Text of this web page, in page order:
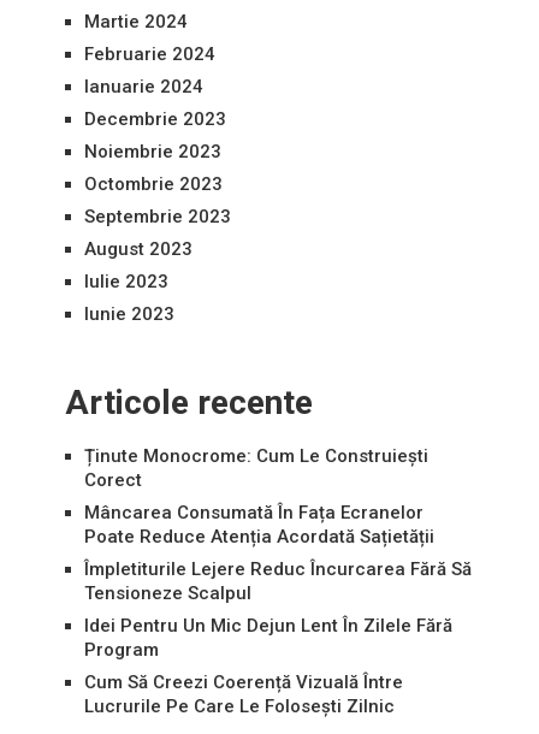
Martie 2024
Februarie 2024
Ianuarie 2024
Decembrie 2023
Noiembrie 2023
Octombrie 2023
Septembrie 2023
August 2023
Iulie 2023
Iunie 2023
Articole recente
Ținute Monocrome: Cum Le Construiești
Corect
Mâncarea Consumată În Fața Ecranelor
Poate Reduce Atenția Acordată Sațietății
Împletiturile Lejere Reduc Încurcarea Fără Să
Tensioneze Scalpul
Idei Pentru Un Mic Dejun Lent În Zilele Fără
Program
Cum Să Creezi Coerență Vizuală Între
Lucrurile Pe Care Le Folosești Zilnic